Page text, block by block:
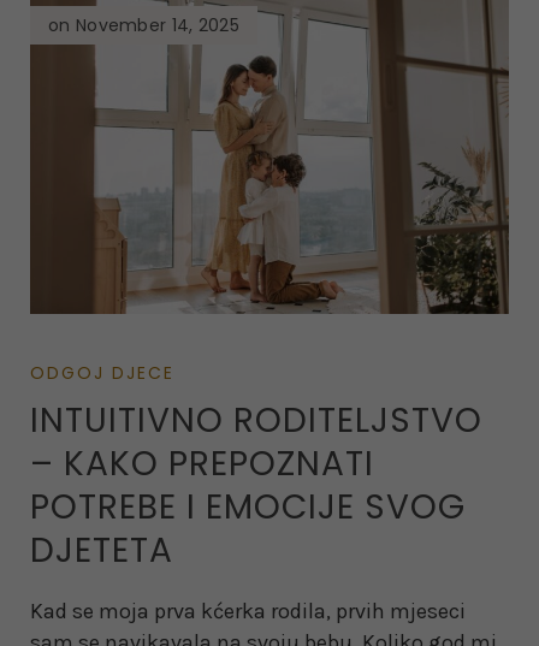
on November 14, 2025
ODGOJ DJECE
INTUITIVNO RODITELJSTVO
– KAKO PREPOZNATI
POTREBE I EMOCIJE SVOG
DJETETA
Kad se moja prva kćerka rodila, prvih mjeseci